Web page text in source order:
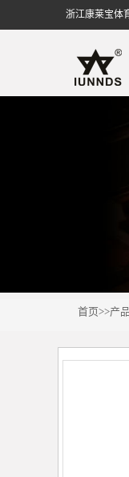
浙江康莱宝体
首页>>产